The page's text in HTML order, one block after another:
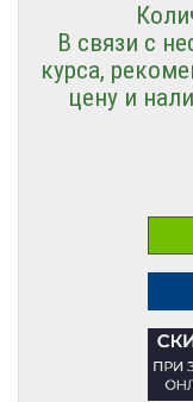
В связи с
курса,
цену и